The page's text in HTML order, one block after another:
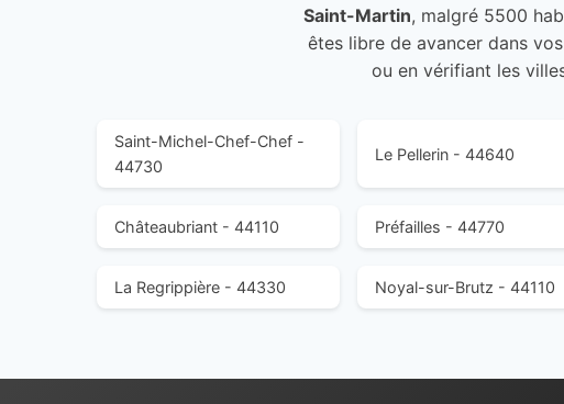
Saint-Martin, malgré 5500
êtes libre de avancer dans
ou en vérifiant les
Saint-Michel-Chef-Chef -
44730
Le Pellerin - 44640
Châteaubriant - 44110 Préfailles - 44770
La Regrippière - 44330 Noyal-sur-Brutz - 44110